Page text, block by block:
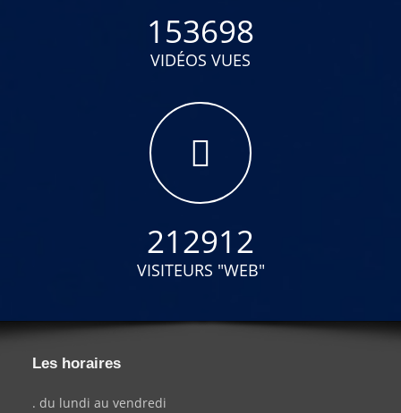
153698
VIDÉOS VUES
212912
VISITEURS "WEB"
Les horaires
. du lundi au vendredi